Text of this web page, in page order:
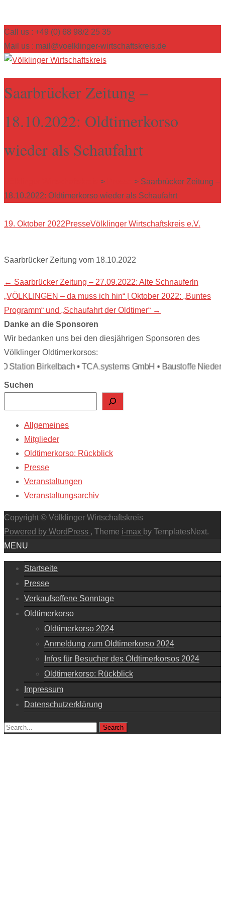
Call us : +49 (0) 68 98/2 25 35
Mail us : mail@voelklinger-wirtschaftskreis.de
Saarbrücker Zeitung –
18.10.2022: Oldtimerkorso
wieder als Schaufahrt
> > Saarbrücker Zeitung –
18.10.2022: Oldtimerkorso wieder als Schaufahrt
19. Oktober 2022PresseVölklinger Wirtschaftskreis e.V.
Saarbrücker Zeitung vom 18.10.2022
Post
navigation
← Saarbrücker Zeitung – 27.09.2022: Alte Schnauferln
„VÖLKLINGEN – da muss ich hin“ | Oktober 2022: „Buntes
Programm“ und „Schaufahrt der Oldtimer“ →
Danke an die Sponsoren
Wir bedanken uns bei den diesjährigen Sponsoren des
Völklinger Oldtimerkorsos:
Station Birkelbach • TCA.systems GmbH • Baustoffe
Suchen
Allgemeines
Mitglieder
Oldtimerkorso: Rückblick
Presse
Veranstaltungen
Veranstaltungsarchiv
Copyright © Völklinger Wirtschaftskreis
Powered by WordPress , Theme i-max by TemplatesNext.
MENU
Startseite
Presse
Verkaufsoffene Sonntage
Oldtimerkorso
Oldtimerkorso 2024
Anmeldung zum Oldtimerkorso 2024
Infos für Besucher des Oldtimerkorsos 2024
Oldtimerkorso: Rückblick
Impressum
Datenschutzerklärung
Search